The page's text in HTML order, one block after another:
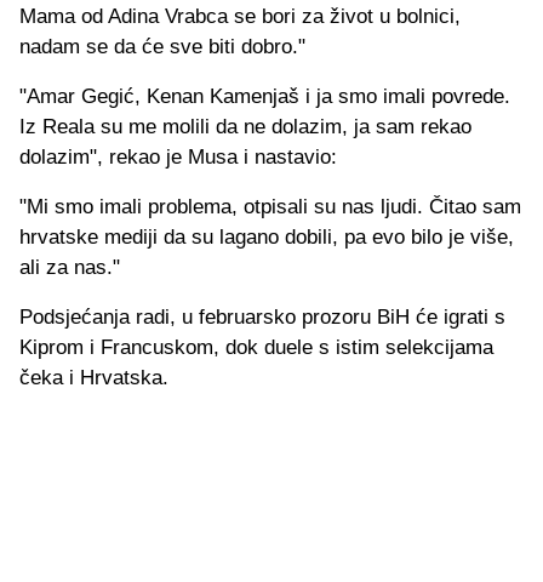
Mama od Adina Vrabca se bori za život u bolnici,
nadam se da će sve biti dobro."
"Amar Gegić, Kenan Kamenjaš i ja smo imali povrede.
Iz Reala su me molili da ne dolazim, ja sam rekao
dolazim", rekao je Musa i nastavio:
"Mi smo imali problema, otpisali su nas ljudi. Čitao sam
hrvatske mediji da su lagano dobili, pa evo bilo je više,
ali za nas."
Podsjećanja radi, u februarsko prozoru BiH će igrati s
Kiprom i Francuskom, dok duele s istim selekcijama
čeka i Hrvatska.